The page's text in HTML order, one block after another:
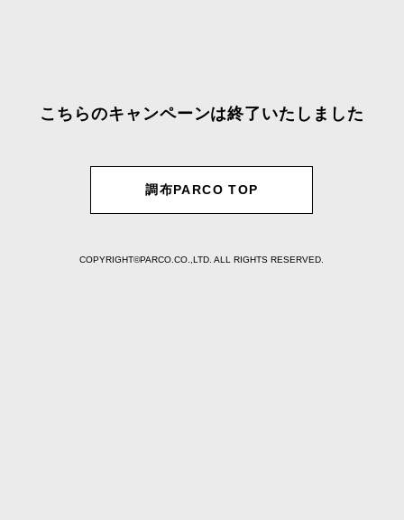
こちらのキャンペーンは終了いたしました
調布PARCO TOP
COPYRIGHT©PARCO.CO.,LTD. ALL RIGHTS RESERVED.